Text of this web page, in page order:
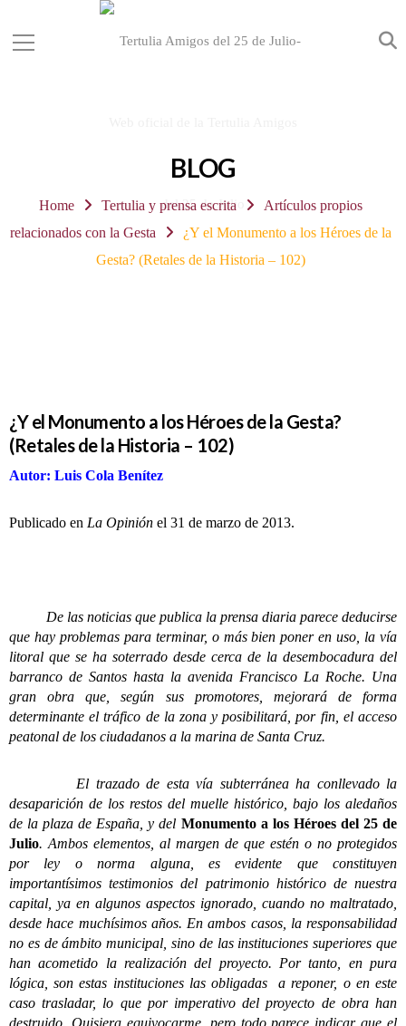
BLOG
Home Tertulia y prensa escrita
Artículos propios
relacionados con la Gesta
¿Y el Monumento a los Héroes de la
Gesta? (Retales de la Historia – 102)
¿Y el Monumento a los Héroes de la Gesta?
(Retales de la Historia – 102)
Autor: Luis Cola Benítez
Publicado en La Opinión el 31 de marzo de 2013.
De las noticias que publica la prensa diaria parece deducirse
que hay problemas para terminar, o más bien poner en uso, la vía
litoral que se ha soterrado desde cerca de la desembocadura del
barranco de Santos hasta la avenida Francisco La Roche. Una
gran obra que, según sus promotores, mejorará de forma
determinante el tráfico de la zona y posibilitará, por fin, el acceso
peatonal de los ciudadanos a la marina de Santa Cruz.
El trazado de esta vía subterránea ha conllevado la
desaparición de los restos del muelle histórico, bajo los aledaños
de la plaza de España, y del Monumento a los Héroes del 25 de
Julio. Ambos elementos, al margen de que estén o no protegidos
por ley o norma alguna, es evidente que constituyen
importantísimos testimonios del patrimonio histórico de nuestra
capital, ya en algunos aspectos ignorado, cuando no maltratado,
desde hace muchísimos años. En ambos casos, la responsabilidad
no es de ámbito municipal, sino de las instituciones superiores que
han acometido la realización del proyecto. Por tanto, en pura
lógica, son estas instituciones las obligadas a reponer, o en este
caso trasladar, lo que por imperativo del proyecto de obra han
destruido. Quisiera equivocarme, pero todo parece indicar que el